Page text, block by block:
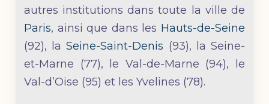
autres institutions dans toute la ville de
Paris, ainsi que dans les Hauts-de-Seine
(92), laSeine-Saint-Denis (93), la Seine-
et-Marne (77), le Val-de-Marne (94), le
Val-d’Oise (95) et les Yvelines (78).